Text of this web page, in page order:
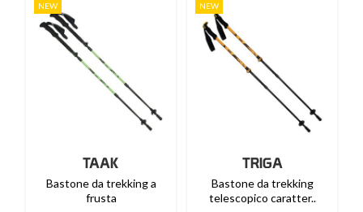
NEW
TAAK
Bastone da trekking a
frusta
NEW
TRIGA
Bastone da trekking
telescopico caratter..